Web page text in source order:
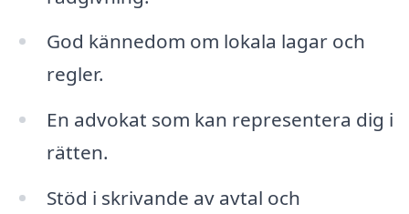
God kännedom om lokala lagar och
regler.
En advokat som kan representera dig i
rätten.
Stöd i skrivande av avtal och